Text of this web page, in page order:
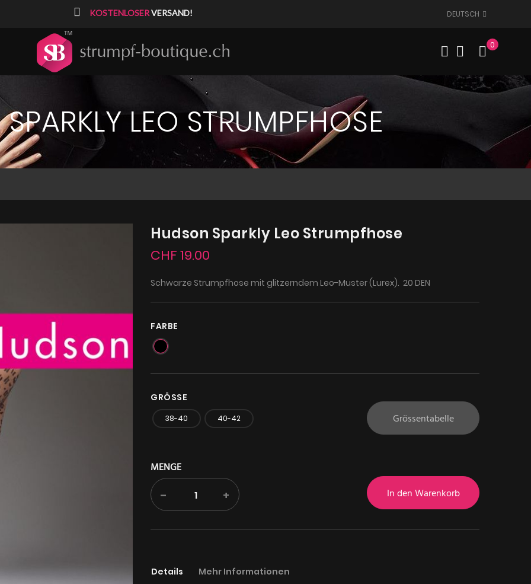
KOSTENLOSERVERSAND! DEUTSCH
0
LEO STRUMPFHOSE
Hudson Sparkly Leo Strumpfhose
CHF 19.00
Schwarze Strumpfhose mit glitzerndem Leo-Muster (Lurex). 20 DEN
FARBE
GRÖSSE
38-40 40-42 Grössentabelle
MENGE
- + In den Warenkorb
Details Mehr Informationen